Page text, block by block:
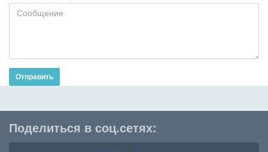
Отправить
Поделиться в соц.сетях: